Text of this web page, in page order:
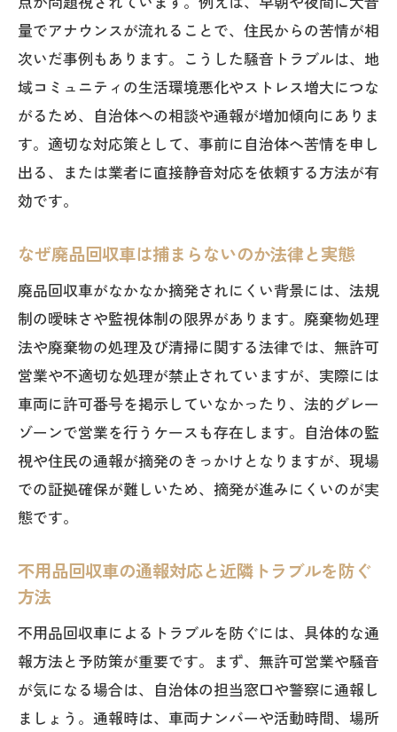
量でアナウンスが流れることで、住民からの苦情が相
次いだ事例もあります。こうした騒音トラブルは、地
域コミュニティの生活環境悪化やストレス増大につな
がるため、自治体への相談や通報が増加傾向にありま
す。適切な対応策として、事前に自治体へ苦情を申し
出る、または業者に直接静音対応を依頼する方法が有
効です。
なぜ廃品回収車は捕まらないのか法律と実態
廃品回収車がなかなか摘発されにくい背景には、法規
制の曖昧さや監視体制の限界があります。廃棄物処理
法や廃棄物の処理及び清掃に関する法律では、無許可
営業や不適切な処理が禁止されていますが、実際には
車両に許可番号を掲示していなかったり、法的グレー
ゾーンで営業を行うケースも存在します。自治体の監
視や住民の通報が摘発のきっかけとなりますが、現場
での証拠確保が難しいため、摘発が進みにくいのが実
態です。
不用品回収車の通報対応と近隣トラブルを防ぐ
方法
不用品回収車によるトラブルを防ぐには、具体的な通
報方法と予防策が重要です。まず、無許可営業や騒音
が気になる場合は、自治体の担当窓口や警察に通報し
ましょう。通報時は、車両ナンバーや活動時間、場所